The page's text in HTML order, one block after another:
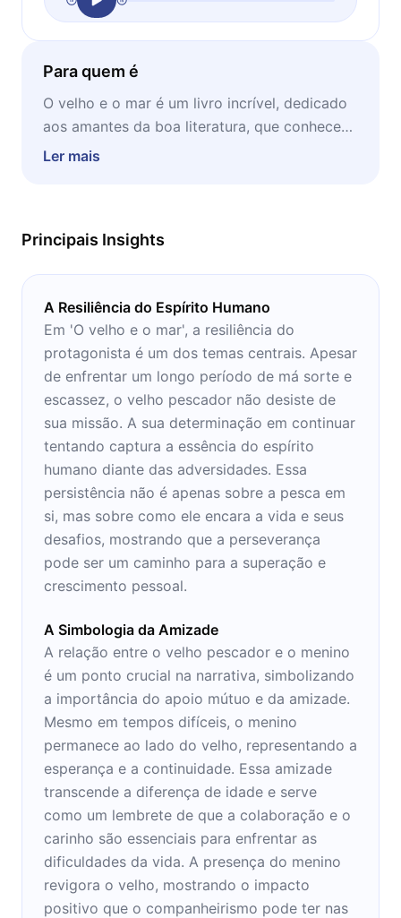
Para quem é
O velho e o mar é um livro incrível, dedicado
aos amantes da boa literatura, que conhecem
o poder da escrita de qualidade, capaz de
metáforas dizem muito sobre vários aspectos
Ler mais
Principais Insights
A Resiliência do Espírito Humano
Em 'O velho e o mar', a resiliência do
protagonista é um dos temas centrais. Apesar
de enfrentar um longo período de má sorte e
escassez, o velho pescador não desiste de
sua missão. A sua determinação em continuar
tentando captura a essência do espírito
humano diante das adversidades. Essa
persistência não é apenas sobre a pesca em
si, mas sobre como ele encara a vida e seus
desafios, mostrando que a perseverança
pode ser um caminho para a superação e
crescimento pessoal.
A Simbologia da Amizade
A relação entre o velho pescador e o menino
é um ponto crucial na narrativa, simbolizando
a importância do apoio mútuo e da amizade.
Mesmo em tempos difíceis, o menino
permanece ao lado do velho, representando a
esperança e a continuidade. Essa amizade
transcende a diferença de idade e serve
como um lembrete de que a colaboração e o
carinho são essenciais para enfrentar as
dificuldades da vida. A presença do menino
revigora o velho, mostrando o impacto
positivo que o companheirismo pode ter nas